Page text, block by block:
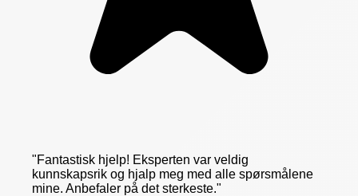
"Fantastisk hjelp! Eksperten var veldig
kunnskapsrik og hjalp meg med alle spørsmålene
mine. Anbefaler på det sterkeste."